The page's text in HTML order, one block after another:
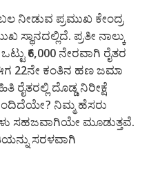
ನೀಡುವ ಪ್ರಮುಖ ಕೇಂದ್ರ
ಪ್ರತೀ ನಾಲ್ಕು
₹6,000 ನೇರವಾಗಿ ರೈತರ
22ನೇ ಕಂತಿನ ಹಣ ಜಮಾ
ದೊಡ್ಡ ನಿರೀಕ್ಷೆ
ನಿಮ್ಮ ಹೆಸರು
ಸಹಜವಾಗಿಯೇ ಮೂಡುತ್ತವೆ.
ಸರಳವಾಗಿ